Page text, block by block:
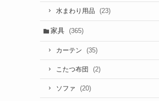
水まわり用品 (23)
家具 (365)
カーテン (35)
こたつ布団 (2)
ソファ (20)